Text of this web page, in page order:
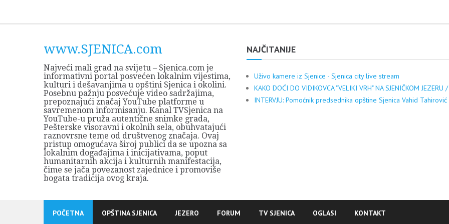
www.SJENICA.com
Najveći mali grad na svijetu – Sjenica.com je
informativni portal posvećen lokalnim vijestima,
kulturi i dešavanjima u opštini Sjenica i okolini.
Posebnu pažnju posvećuje video sadržajima,
prepoznajući značaj YouTube platforme u
savremenom informisanju. Kanal TVSjenica na
YouTube-u pruža autentične snimke grada,
Pešterske visoravni i okolnih sela, obuhvatajući
raznovrsne teme od društvenog značaja. Ovaj
pristup omogućava široj publici da se upozna sa
lokalnim događajima i inicijativama, poput
humanitarnih akcija i kulturnih manifestacija,
čime se jača povezanost zajednice i promoviše
bogata tradicija ovog kraja.
NAJČITANIJE
Uživo kamere iz Sjenice - Sjenica city live stream
KAKO DOĆI DO VIDIKOVCA "VELIKI VRH" NA SJENIČKOM
INTERVJU: Pomoćnik predsednika opštine Sjenica Vahid Tahirović
POČETNA OPŠTINA SJENICA JEZERO FORUM TV SJENICA OGLASI KONTAKT